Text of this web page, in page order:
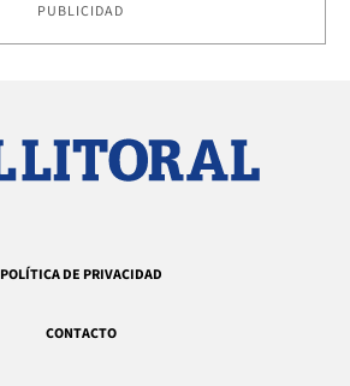
PUBLICIDAD
POLÍTICA DE PRIVACIDAD
CONTACTO